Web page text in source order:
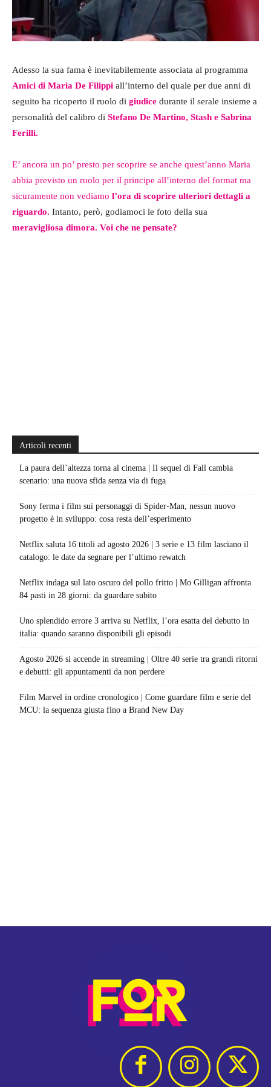
Adesso la sua fama è inevitabilemente associata al programma
Amici di Maria De Filippi all’interno del quale per due anni di
seguito ha ricoperto il ruolo di giudice durante il serale insieme a
personalità del calibro di Stefano De Martino, Stash e Sabrina
Ferilli.
E’ ancora un po’ presto per scoprire se anche quest’anno Maria
abbia previsto un ruolo per il principe all’interno del format ma
sicuramente non vediamo l’ora di scoprire ulteriori dettagli a
riguardo. Intanto, però, godiamoci le foto della sua
meravigliosa dimora. Voi che ne pensate?
Articoli recenti
La paura dell’altezza torna al cinema | Il sequel di Fall cambia
scenario: una nuova sfida senza via di fuga
Sony ferma i film sui personaggi di Spider-Man, nessun nuovo
progetto è in sviluppo: cosa resta dell’esperimento
Netflix saluta 16 titoli ad agosto 2026 | 3 serie e 13 film lasciano il
catalogo: le date da segnare per l’ultimo rewatch
Netflix indaga sul lato oscuro del pollo fritto | Mo Gilligan affronta
84 pasti in 28 giorni: da guardare subito
Uno splendido errore 3 arriva su Netflix, l’ora esatta del debutto in
italia: quando saranno disponibili gli episodi
Agosto 2026 si accende in streaming | Oltre 40 serie tra grandi ritorni
e debutti: gli appuntamenti da non perdere
Film Marvel in ordine cronologico | Come guardare film e serie del
MCU: la sequenza giusta fino a Brand New Day